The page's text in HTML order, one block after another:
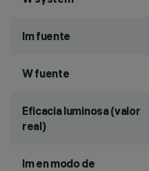
lm fuente
W fuente
Eficacia luminosa (valor
real)
lm en modo de